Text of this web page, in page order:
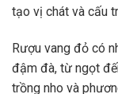
tạo vị chát và cấu
Rượu vang đỏ có
đậm đà, từ ngọt
trồng nho và